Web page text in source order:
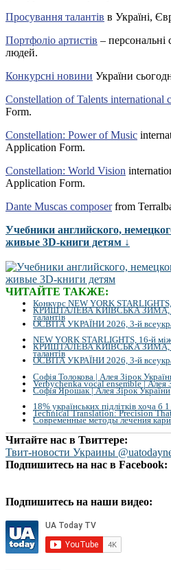
Просування талантів в Україні,
Портфоліо артистів – персональні
людей.
Конкурсні новини України
Constellation of Talents international
Form.
Constellation: Power of Music
Application Form.
Constellation: World Vision
Application Form.
Dante Muscas composerfrom
Учебники английского,
живые 3D-книги детям ↓
ЧИТАЙТЕ ТАКЖЕ:
Конкурс NEW YORK
КРИШТАЛЕВА КИЇВСЬКА ЗИМА, 2-
талантів
ОСВІТА УКРАЇНИ 2026, 3-й
NEW YORK STARLIGHTS, 16-й
КРИШТАЛЕВА КИЇВСЬКА ЗИМА, 2-
талантів
ОСВІТА УКРАЇНИ 2026, 3-й
Софія Толокова | Алея Зірок
Verbychenka vocal ensemble | Алея
Софія Ярошак | Алея Зірок України
18% українських підлітків хоча б
Technical Translation: Precision
Современные методы лечения
Читайте нас в Твиттере:
Твит-новости Украины
Подпишитесь на нас в Facebook:
Подпишитесь на наши видео: